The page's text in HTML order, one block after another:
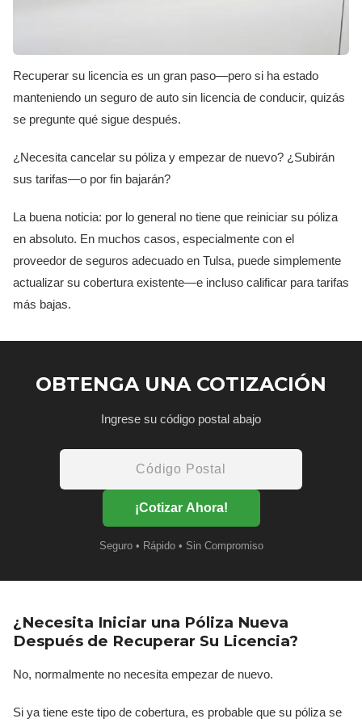
Recuperar su licencia es un gran paso—pero si ha estado
manteniendo un seguro de auto sin licencia de conducir, quizás
se pregunte qué sigue después.
¿Necesita cancelar su póliza y empezar de nuevo? ¿Subirán
sus tarifas—o por fin bajarán?
La buena noticia: por lo general no tiene que reiniciar su póliza
en absoluto. En muchos casos, especialmente con el
proveedor de seguros adecuado en Tulsa, puede simplemente
actualizar su cobertura existente—e incluso calificar para tarifas
más bajas.
OBTENGA UNA COTIZACIÓN
Ingrese su código postal abajo
¡Cotizar Ahora!
Seguro • Rápido • Sin Compromiso
¿Necesita Iniciar una Póliza Nueva
Después de Recuperar Su Licencia?
No, normalmente no necesita empezar de nuevo.
Si ya tiene este tipo de cobertura, es probable que su póliza se